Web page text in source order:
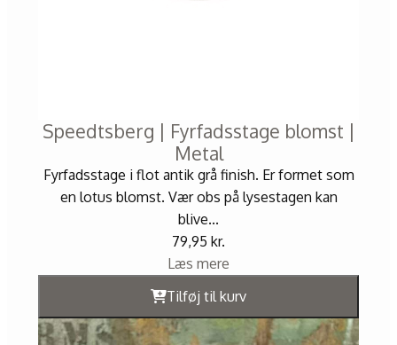
Speedtsberg | Fyrfadsstage blomst |
Metal
Fyrfadsstage i flot antik grå finish. Er formet som
en lotus blomst. Vær obs på lysestagen kan
blive...
79,95 kr.
Læs mere
Tilføj til kurv